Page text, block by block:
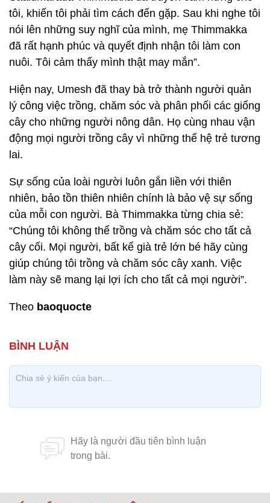
tôi, khiến tôi phải tìm cách đến gặp. Sau khi nghe tôi
nói lên những suy nghĩ của mình, mẹ Thimmakka
đã rất hạnh phúc và quyết định nhận tôi làm con
nuôi. Tôi cảm thấy mình thật may mắn”.
Hiện nay, Umesh đã thay bà trở thành người quản
lý công việc trồng, chăm sóc và phân phối các giống
cây cho những người nông dân. Họ cùng nhau vận
động mọi người trồng cây vì những thế hệ trẻ tương
lai.
Sự sống của loài người luôn gắn liền với thiên
nhiên, bảo tồn thiên nhiên chính là bảo vệ sự sống
của mỗi con người. Bà Thimmakka từng chia sẻ:
“Chúng tôi không thể trồng và chăm sóc cho tất cả
cây cối. Mọi người, bất kể già trẻ lớn bé hãy cùng
giúp chúng tôi trồng và chăm sóc cây xanh. Việc
làm này sẽ mang lại lợi ích cho tất cả mọi người”.
Theo baoquocte